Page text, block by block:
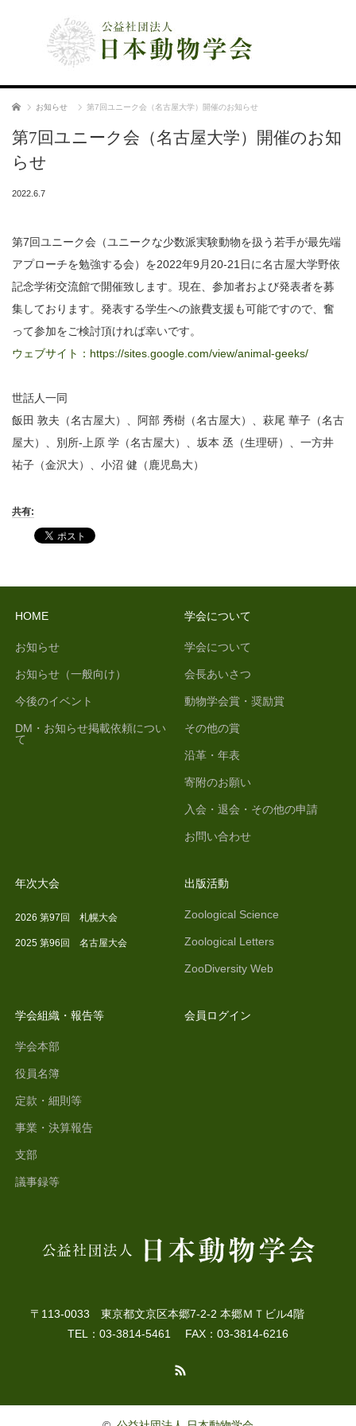
ホーム お知らせ 第7回ユニーク会（名古屋大学）開催のお知らせ
第7回ユニーク会（名古屋大学）開催のお知
らせ
2022.6.7
第7回ユニーク会（ユニークな少数派実験動物を扱う若手が最先端
アプローチを勉強する会）を2022年9月20-21日に名古屋大学野依
記念学術交流館で開催致します。現在、参加者および発表者を募
集しております。発表する学生への旅費支援も可能ですので、奮
って参加をご検討頂ければ幸いです。
ウェブサイト：https://sites.google.com/view/animal-geeks/
世話人一同
飯田 敦夫（名古屋大）、阿部 秀樹（名古屋大）、萩尾 華子（名古
屋大）、別所-上原 学（名古屋大）、坂本 丞（生理研）、一方井
祐子（金沢大）、小沼 健（鹿児島大）
共有:
HOME
お知らせ
お知らせ（一般向け）
今後のイベント
DM・お知らせ掲載依頼につい
て
学会について
学会について
会長あいさつ
動物学会賞・奨励賞
その他の賞
沿革・年表
寄附のお願い
入会・退会・その他の申請
お問い合わせ
年次大会
2026 第97回 札幌大会
2025 第96回 名古屋大会
出版活動
Zoological Science
Zoological Letters
ZooDiversity Web
学会組織・報告等
学会本部
役員名簿
定款・細則等
事業・決算報告
支部
議事録等
会員ログイン
〒113-0033 東京都文京区本郷7-2-2 本郷ＭＴビル4階
TEL：03-3814-5461 FAX：03-3814-6216